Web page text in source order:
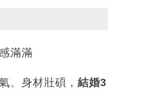
滿滿
、身材壯碩， 結婚3